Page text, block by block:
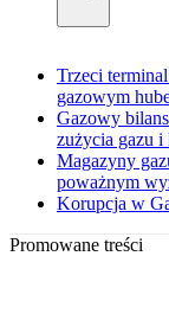
Trzeci
gazowym
Gazowy
zużycia gazu
Magazyny
poważnym
Korupcja w
Promowane treści